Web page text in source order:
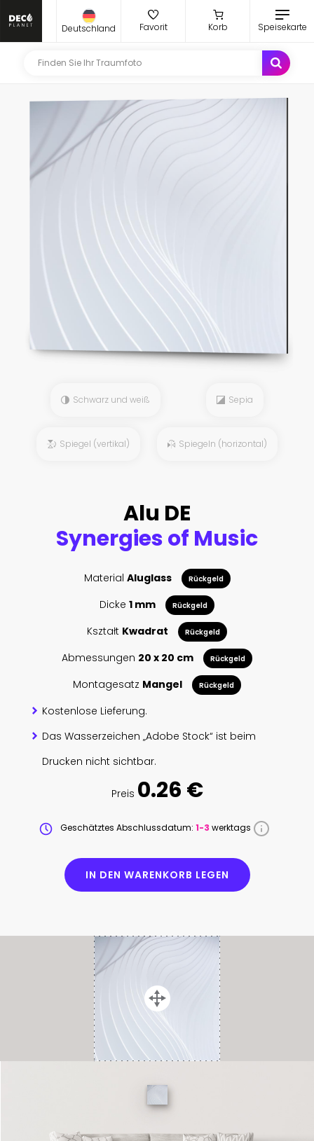
Deutschland Favorit Korb Speisekarte
Schwarz und weiß Sepia
Spiegel (vertikal) Spiegeln (horizontal)
Alu DE
Synergies of Music
Material Aluglass Rückgeld
Dicke 1 mm Rückgeld
Kształt Kwadrat Rückgeld
Abmessungen 20 x 20 cm Rückgeld
Montagesatz Mangel Rückgeld
Kostenlose Lieferung.
Das Wasserzeichen „Adobe Stock“ ist beim
Drucken nicht sichtbar.
Preis 0.26 €
Geschätztes Abschlussdatum: 1-3 werktags
IN DEN WARENKORB LEGEN